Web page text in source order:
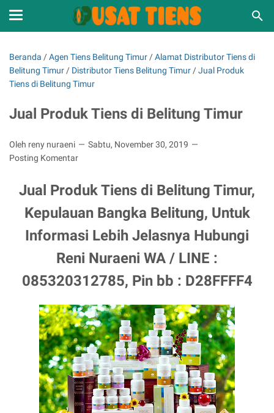
Beranda /Agen Tiens Belitung Timur /Alamat Distributor Tiens di
Belitung Timur / Distributor Tiens Belitung Timur /Jual Produk
Tiens di Belitung Timur
Jual Produk Tiens di Belitung Timur
Oleh reny nuraeni
Sabtu, November 30, 2019
Posting Komentar
Jual Produk Tiens di Belitung Timur,
Kepulauan Bangka Belitung, Untuk
Informasi Lebih Jelasnya Hubungi
Reni Nuraeni WA / LINE :
085320312785, Pin bb : D28FFFF4